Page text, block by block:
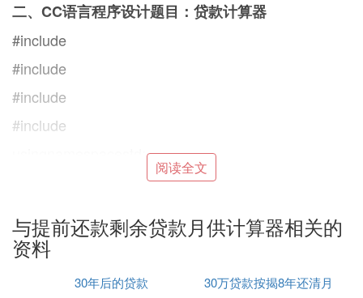
二、CC语言程序设计题目：贷款计算器
#include
#include
#include
#include
chara='Y',b='N'
charname[20];
阅读全文
与提前还款剩余贷款月供计算器相关的
资料
30年后的贷款
30万贷款按揭8年还清月